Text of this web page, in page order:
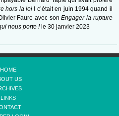
hors la loi! c’était en juin 1994 quand il
Faure avec sonEngager la rupture
nous porte ! le 30 janvier 2023
HOME
US
LINKS